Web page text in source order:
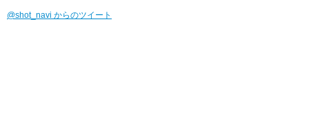
@shot_navi からのツイート